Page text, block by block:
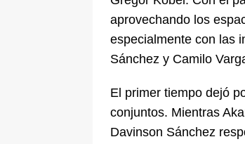
aprovechando los
especialmente con las
Sánchez y Camilo
El primer tiempo dejó
conjuntos. Mientras
Davinson Sánchez